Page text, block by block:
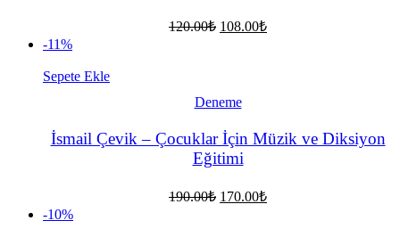
120.00₺ Orijinal
108.00₺Şu
-11%
Sepete Ekle
Deneme
İsmail Çevik – Çocuklar İçin Müzik ve Diksiyon
Eğitimi
190.00₺ Orijinal
170.00₺Şu
-10%